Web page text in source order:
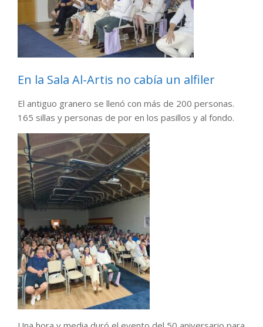
En la Sala Al-Artis no cabía un alfiler
El antiguo granero se llenó con más de 200 personas.
165 sillas y personas de por en los pasillos y al fondo.